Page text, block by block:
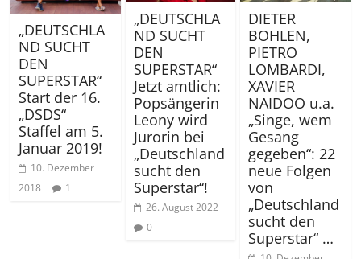
„DEUTSCHLA
ND SUCHT
DEN
SUPERSTAR“
Start der 16.
„DSDS“
Staffel am 5.
Januar 2019!
10. Dezember
2018
1
„DEUTSCHLA
ND SUCHT
DEN
SUPERSTAR“
Jetzt amtlich:
Popsängerin
Leony wird
Jurorin bei
„Deutschland
sucht den
Superstar“!
26. August 2022
0
DIETER
BOHLEN,
PIETRO
LOMBARDI,
XAVIER
NAIDOO u.a.
„Singe, wem
Gesang
gegeben“: 22
neue Folgen
von
„Deutschland
sucht den
Superstar“ …